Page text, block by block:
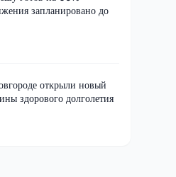
запланировано до
открыли новый
здорового долголетия